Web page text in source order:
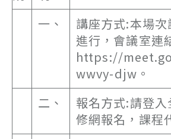
一、
講座方式:本場
進行，會議室連
https://
wwvy-djw。
二、
報名方式:請登
修網報名，課程